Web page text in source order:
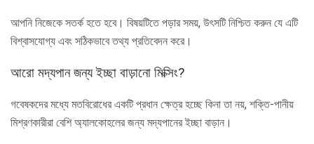
আপনি নিজেকে সতর্ক হতে হবে। বিষয়টিতে পড়ার সময়, উৎসটি নিশ্চিত করুন যে এটি
বিশ্বাসযোগ্য এবং সঠিকভাবে তথ্য প্রতিবেদন করে।
আরো মদ্যপান জন্য ইচ্ছা বাড়ানো মিক্সিং?
গবেষকদের মধ্যে মতবিরোধের একটি প্রধান ক্ষেত্র হচ্ছে কিনা তা নয়, শক্তি-পানীয়
মিশ্রণকারীরা বেশি অ্যালকোহলের জন্য মদ্যপানের ইচ্ছা বাড়ান।